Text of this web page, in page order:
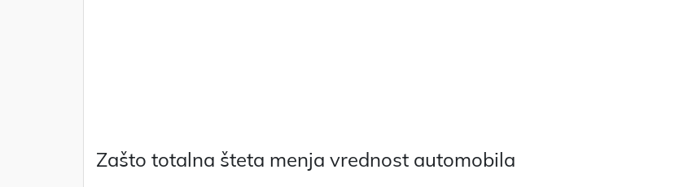
Zašto totalna šteta menja vrednost automobila